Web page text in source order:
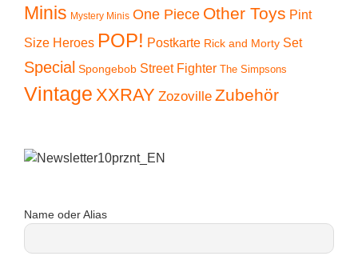
Minis Mystery Minis One Piece Other Toys Pint
Size Heroes POP! Postkarte Rick and Morty Set
Special Spongebob Street Fighter The Simpsons
Vintage XXRAY Zozoville Zubehör
Name oder Alias